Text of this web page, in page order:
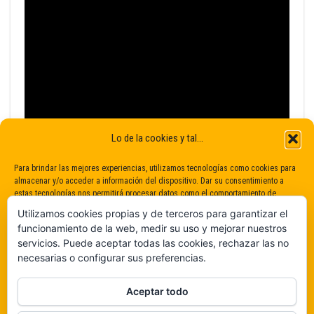
Lo de la cookies y tal...
Para brindar las mejores experiencias, utilizamos tecnologías como cookies para
almacenar y/o acceder a información del dispositivo. Dar su consentimiento a
estas tecnologías nos permitirá procesar datos como el comportamiento de
consentimiento puede afectar negativamente a determinadas características y
funciones.
De ninguna manera
Utilizamos cookies propias y de terceros para garantizar el
funcionamiento de la web, medir su uso y mejorar nuestros
servicios. Puede aceptar todas las cookies, rechazar las no
necesarias o configurar sus preferencias.
Aceptar todo